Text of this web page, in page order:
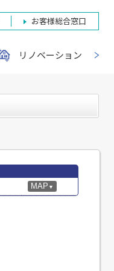
お客様総合窓口
リノベーション
MAP ▼